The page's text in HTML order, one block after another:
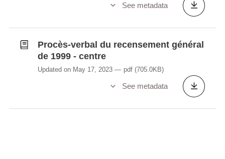
See metadata
Procès-verbal du recensement général
de 1999 - centre
Updated on May 17, 2023 pdf (705.0KB)
See metadata